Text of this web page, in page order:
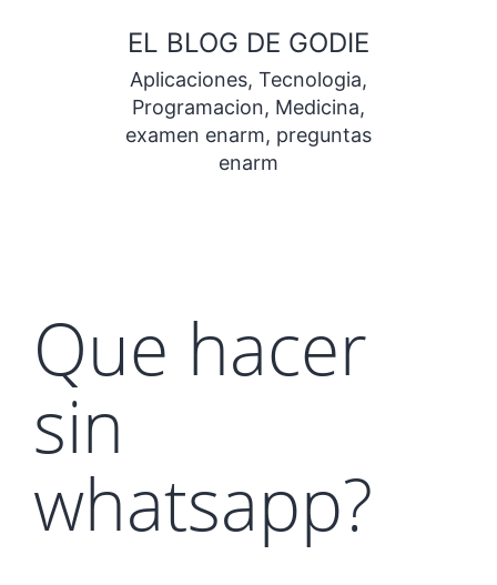
contenido
EL BLOG DE GODIE
Aplicaciones, Tecnologia,
Programacion, Medicina,
examen enarm, preguntas
enarm
Que hacer
sin
whatsapp?